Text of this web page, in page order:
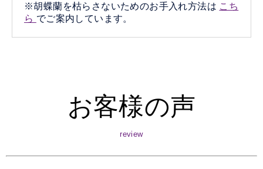
※胡蝶蘭を枯らさないためのお手入れ方法は こち
ら でご案内しています。
お客様の声